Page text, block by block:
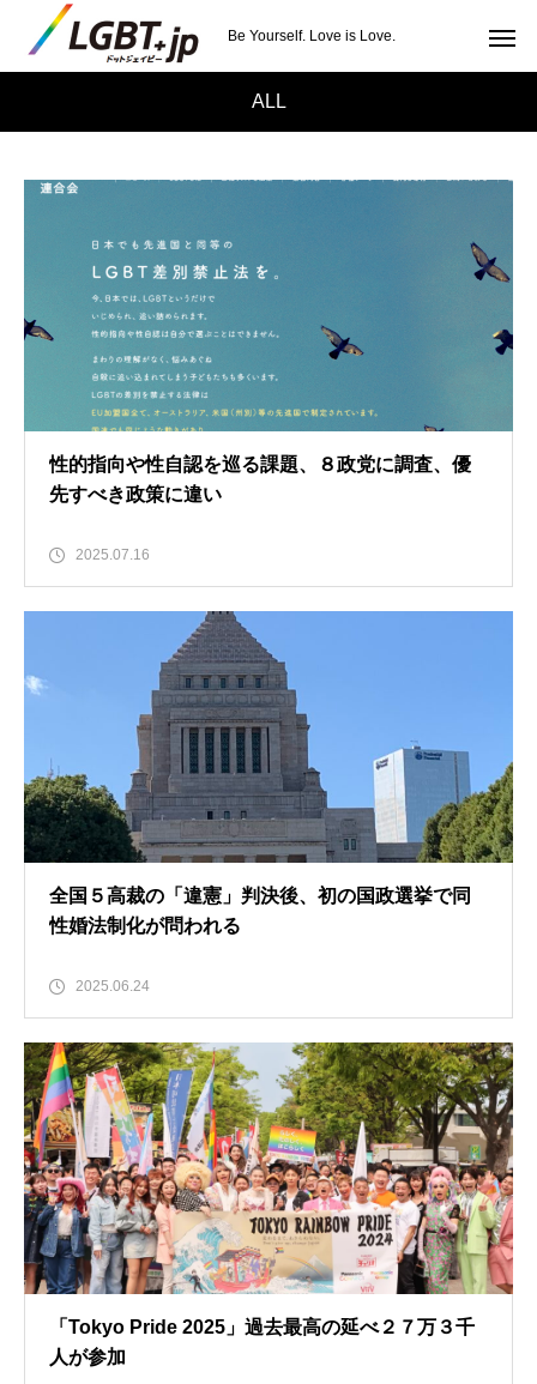
Be Yourself. Love is Love.
ALL
性的指向や性自認を巡る課題、８政党に調査、優
先すべき政策に違い
2025.07.16
全国５高裁の「違憲」判決後、初の国政選挙で同
性婚法制化が問われる
2025.06.24
「Tokyo Pride 2025」過去最高の延べ２７万３千
人が参加